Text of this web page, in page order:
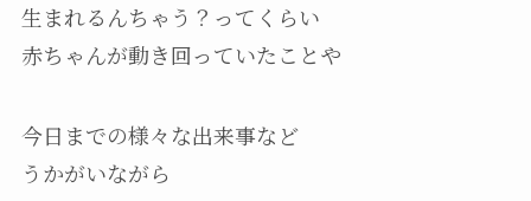
生まれるんちゃう？ってくらい
赤ちゃんが動き回っていたことや
今日までの様々な出来事など
うかがいながら